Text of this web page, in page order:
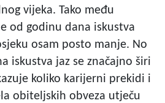
vijeka. Tako među
od godinu dana iskustva
osam posto manje. No
iskustva jaz se značajno širi
koliko karijerni prekidi i
obiteljskih obveza utječu